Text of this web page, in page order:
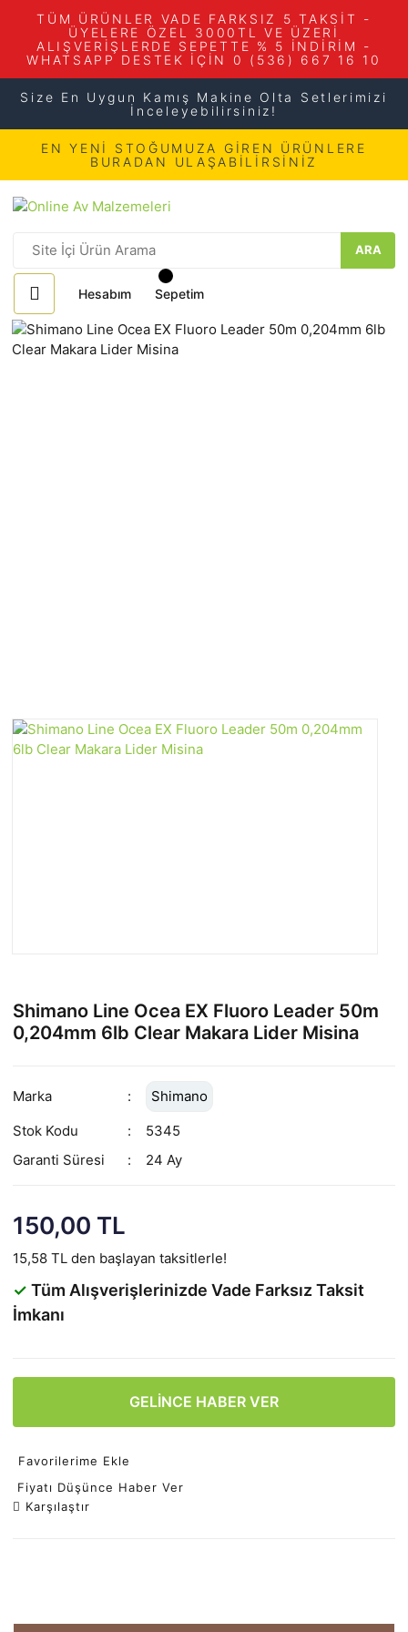
TÜM ÜRÜNLER VADE FARKSIZ 5 TAKSİT -
ÜYELERE ÖZEL 3000TL VE ÜZERİ
ALIŞVERİŞLERDE SEPETTE % 5 İNDİRİM -
WHATSAPP DESTEK İÇİN 0 (536) 667 16 10
Size En Uygun Kamış Makine Olta Setlerimizi
İnceleyebilirsiniz!
EN YENİ STOĞUMUZA GİREN ÜRÜNLERE
BURADAN ULAŞABİLİRSİNİZ
ARA
Hesabım Sepetim
Shimano Line Ocea EX Fluoro Leader 50m
0,204mm 6lb Clear Makara Lider Misina
Marka
Shimano
Stok Kodu
5345
Garanti Süresi
24 Ay
150,00 TL
15,58 TL den başlayan taksitlerle!
✓ Tüm Alışverişlerinizde Vade Farksız Taksit
İmkanı
GELİNCE HABER VER
Favorilerime Ekle
Fiyatı Düşünce Haber Ver
Karşılaştır